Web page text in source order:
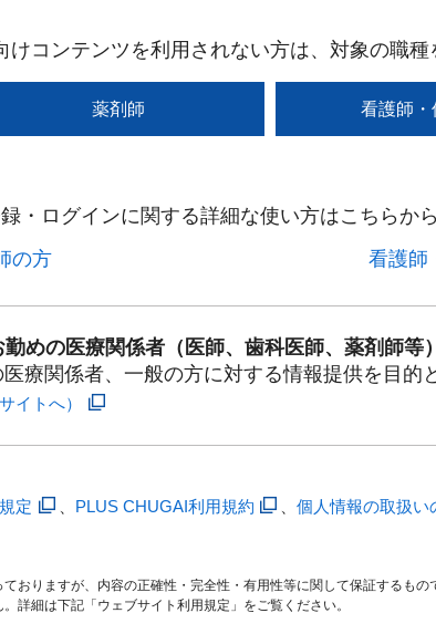
けコンテンツを利用されない方は、対象の職種
薬剤師 看護師・
・ログインに関する詳細な使い方はこちらか
の方​
看護師
めの医療関係者（医師、歯科医師、薬剤師等）
療関係者、一般の方に対する情報提供を目的
イトへ）
定 PLUS CHUGAI利用規約 、個人情報の取扱い
おりますが、内容の正確性・完全性・有用性等に関して保証するも
詳細は下記「ウェブサイト利用規定」をご覧ください。